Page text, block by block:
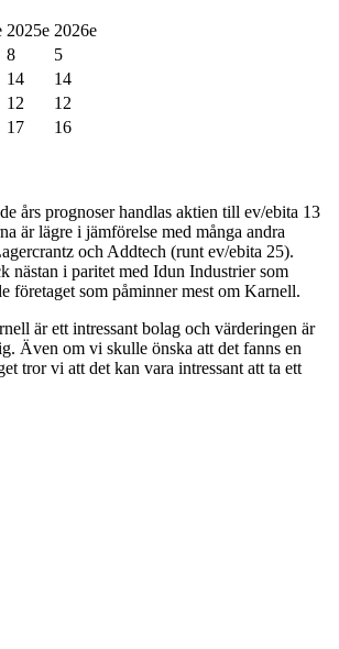
2025e 2026e
8
5
14
14
12
12
17
16
års prognoser handlas aktien till ev/ebita 13
är lägre i jämförelse med många andra
och Addtech (runt ev/ebita 25).
nästan i paritet med Idun Industrier som
företaget som påminner mest om Karnell.
är ett intressant bolag och värderingen är
Även om vi skulle önska att det fanns en
tror vi att det kan vara intressant att ta ett